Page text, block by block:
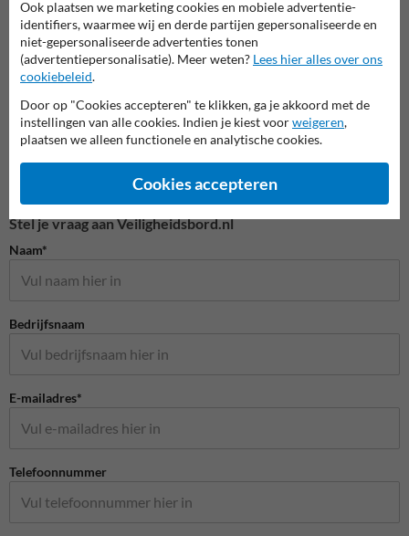
Vloerstickers
Stel je vraag aan Veiligheidsbord.nl
Naam*
Bedrijfsnaam
E-mailadres*
Telefoonnummer
Ook plaatsen we marketing cookies en mobiele advertentie-
identifiers, waarmee wij en derde partijen gepersonaliseerde en
niet-gepersonaliseerde advertenties tonen
(advertentiepersonalisatie). Meer weten? Lees hier alles over ons
cookiebeleid.
Door op "Cookies accepteren" te klikken, ga je akkoord met de
instellingen van alle cookies. Indien je kiest voorweigeren,
plaatsen we alleen functionele en analytische cookies.
Cookies accepteren